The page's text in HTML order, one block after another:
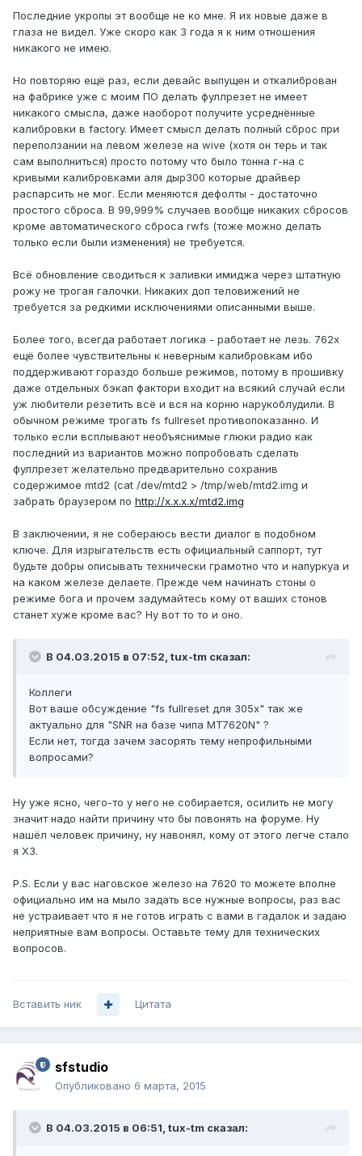
Последние укропы эт вообще не ко мне. Я их новые даже в
глаза не видел. Уже скоро как 3 года я к ним отношения
никакого не имею.
Но повторяю ещё раз, если девайс выпущен и откалиброван
на фабрике уже с моим ПО делать фуллрезет не имеет
никакого смысла, даже наоборот получите усреднённые
калибровки в factory. Имеет смысл делать полный сброс при
переползании на левом железе на wive (хотя он терь и так
сам выполниться) просто потому что было тонна г-на с
кривыми калибровками аля дыр300 которые драйвер
распарсить не мог. Если меняются дефолты - достаточно
простого сброса. В 99,999% случаев вообще никаких сбросов
кроме автоматического сброса rwfs (тоже можно делать
только если были изменения) не требуется.
Всё обновление сводиться к заливки имиджа через штатную
рожу не трогая галочки. Никаких доп теловижений не
требуется за редкими исключениями описанными выше.
Более того, всегда работает логика - работает не лезь. 762х
ещё более чувствительны к неверным калибровкам ибо
поддерживают гораздо больше режимов, потому в прошивку
даже отдельных бэкап фактори входит на всякий случай если
уж любители резетить всё и вся на корню нарукоблудили. В
обычном режиме трогать fs fullreset противопоказанно. И
только если всплывают необъяснимые глюки радио как
последний из вариантов можно попробовать сделать
фуллрезет желательно предварительно сохранив
содержимое mtd2 (cat /dev/mtd2 > /tmp/web/mtd2.img и
забрать браузером по http://x.x.x.x/mtd2.img
В заключении, я не собераюсь вести диалог в подобном
ключе. Для изрыгательств есть официальный саппорт, тут
будьте добры описывать технически грамотно что и напуркуа и
на каком железе делаете. Прежде чем начинать стоны о
режиме бога и прочем задумайтесь кому от ваших стонов
станет хуже кроме вас? Ну вот то то и оно.
В 04.03.2015 в 07:52, tux-tm сказал:
Коллеги
Вот ваше обсуждение "fs fullreset для 305x" так же
актуально для "SNR на базе чипа MT7620N" ?
Если нет, тогда зачем засорять тему непрофильными
вопросами?
Ну уже ясно, чего-то у него не собирается, осилить не могу
значит надо найти причину что бы повонять на форуме. Ну
нашёл человек причину, ну навонял, кому от этого легче стало
я ХЗ.
P.S. Если у вас наговское железо на 7620 то можете вполне
официально им на мыло задать все нужные вопросы, раз вас
не устраивает что я не готов играть с вами в гадалок и задаю
неприятные вам вопросы. Оставьте тему для технических
вопросов.
Вставить ник Цитата
sfstudio
Опубликовано 6 марта, 2015
В 04.03.2015 в 06:51, tux-tm сказал: